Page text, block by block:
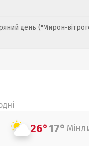
день ("Мирон-
26°17°